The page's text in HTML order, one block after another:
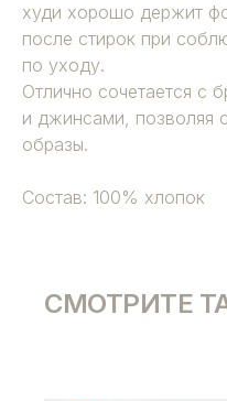
худи хорошо держит
после стирок при
по уходу.
Отлично сочетается с
и джинсами, позволяя
образы.
Состав: 100% хлопок
СМОТРИТЕ